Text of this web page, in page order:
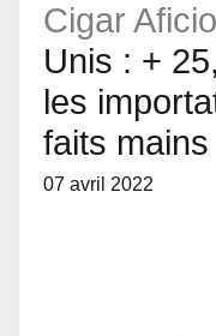
Cigar
Unis : +
les
faits mains
07 avril 2022